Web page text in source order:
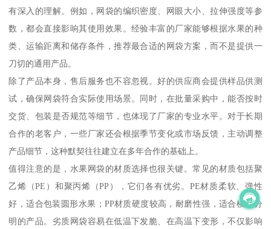
有深入的理解。例如，网袋的编织密度、网眼大小、拉伸强度等参
数，都会直接影响其使用效果。经验丰富的厂家能够根据水果的种
类、运输距离和储存条件，推荐最合适的网袋方案，而不是提供一
刀切的通用产品。
除了产品本身，售后服务也不容忽视。好的供应商会提供样品供测
试，确保网袋符合实际使用场景。同时，在批量采购中，能否按时
交货、包装是否规范等细节，也体现了厂家的专业水平。对于长期
合作的老客户，一些厂家还会根据季节变化或市场反馈，主动调整
产品细节，这种默契往往建立在多年合作的基础上。
值得注意的是，水果网袋的材质选择也很关键。常见的材质包括聚
乙烯（PE）和聚丙烯（PP），它们各有优劣。PE材质柔软、弹性
好，适合包装圆形水果；PP材质硬度较高，耐磨性强，适合棱角分
明的产品。劣质网袋容易在低温下发脆、在高温下变形，不仅影响